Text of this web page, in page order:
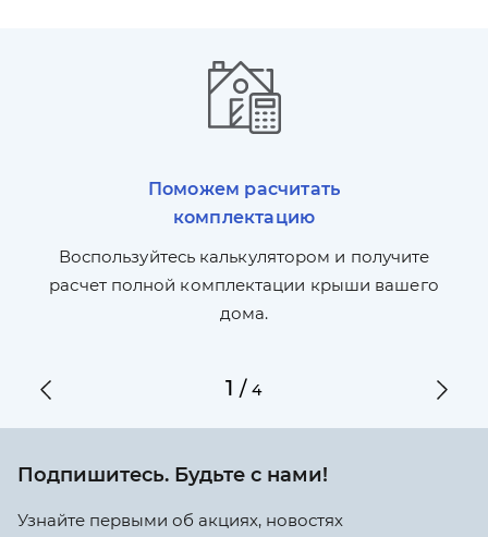
Поможем расчитать
комплектацию
Воспользуйтесь калькулятором и получите
расчет полной комплектации крыши вашего
дома.
1 /4
Подпишитесь. Будьте с нами!
Узнайте первыми об акциях, новостях